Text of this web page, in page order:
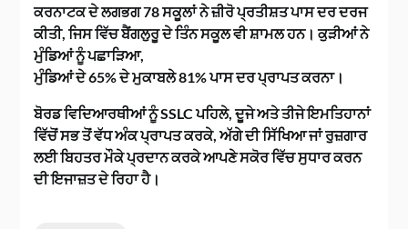
ਕਰਨਾਟਕ ਦੇ ਲਗਭਗ 78 ਸਕੂਲਾਂ ਨੇ ਜ਼ੀਰੋ ਪ੍ਰਤੀਸ਼ਤ ਪਾਸ ਦਰ ਦਰਜ
ਕੀਤੀ, ਜਿਸ ਵਿੱਚ ਬੈਂਗਲੁਰੂ ਦੇ ਤਿੰਨ ਸਕੂਲ ਵੀ ਸ਼ਾਮਲ ਹਨ। ਕੁੜੀਆਂ ਨੇ
ਮੁੰਡਿਆਂ ਨੂੰ ਪਛਾੜਿਆ,
ਮੁੰਡਿਆਂ ਦੇ 65% ਦੇ ਮੁਕਾਬਲੇ 81% ਪਾਸ ਦਰ ਪ੍ਰਾਪਤ ਕਰਨਾ।
ਬੋਰਡ ਵਿਦਿਆਰਥੀਆਂ ਨੂੰ SSLC ਪਹਿਲੇ, ਦੂਜੇ ਅਤੇ ਤੀਜੇ ਇਮਤਿਹਾਨਾਂ
ਵਿੱਚੋਂ ਸਭ ਤੋਂ ਵੱਧ ਅੰਕ ਪ੍ਰਾਪਤ ਕਰਕੇ, ਅੱਗੇ ਦੀ ਸਿੱਖਿਆ ਜਾਂ ਰੁਜ਼ਗਾਰ
ਲਈ ਬਿਹਤਰ ਮੌਕੇ ਪ੍ਰਦਾਨ ਕਰਕੇ ਆਪਣੇ ਸਕੋਰ ਵਿੱਚ ਸੁਧਾਰ ਕਰਨ
ਦੀ ਇਜਾਜ਼ਤ ਦੇ ਰਿਹਾ ਹੈ।